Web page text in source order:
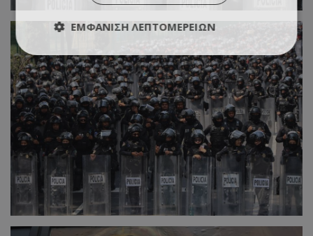
ΕΜΦΆΝΙΣΗ ΛΕΠΤΟΜΕΡΕΙΏΝ